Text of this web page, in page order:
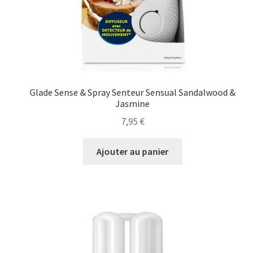
Glade Sense & Spray Senteur Sensual Sandalwood &
Jasmine
7,95 €
Ajouter au panier